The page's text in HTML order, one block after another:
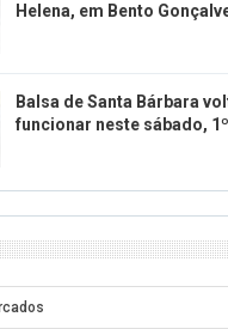
Helena, em Bento
Balsa de Santa Bárbara
funcionar neste sábado,